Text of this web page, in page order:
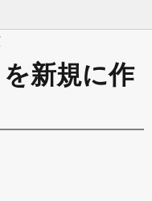
新規に作